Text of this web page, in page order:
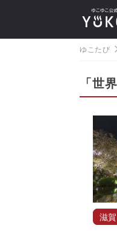
ゆこたび
「世
滋